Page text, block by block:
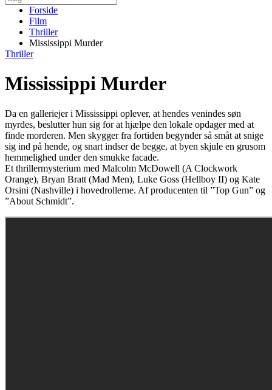
Forside
Film
Thriller
Mississippi Murder
Thriller
Mississippi Murder
Da en galleriejer i Mississippi oplever, at hendes venindes søn
myrdes, beslutter hun sig for at hjælpe den lokale opdager med at
finde morderen. Men skygger fra fortiden begynder så småt at snige
sig ind på hende, og snart indser de begge, at byen skjule en grusom
hemmelighed under den smukke facade.
Et thrillermysterium med Malcolm McDowell (A Clockwork
Orange), Bryan Bratt (Mad Men), Luke Goss (Hellboy II) og Kate
Orsini (Nashville) i hovedrollerne. Af producenten til ”Top Gun” og
”About Schmidt”.